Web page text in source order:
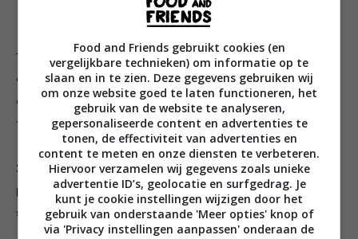
1. Snijd de warme pompoen in grove stukken. Rooster
de gemengde zaden en de noten 3 minuten in een
droge pan. Schud geregeld om aanbranden
te voorkomen.
2. Maak een dressing van de olie en azijn met zout en
peper. Verdeel de rucola over de borden. Leg de
stukken pompoen erop.
Food and Friends gebruikt cookies (en
vergelijkbare technieken) om informatie op te
slaan en in te zien. Deze gegevens gebruiken wij
om onze website goed te laten functioneren, het
gebruik van de website te analyseren,
gepersonaliseerde content en advertenties te
tonen, de effectiviteit van advertenties en
content te meten en onze diensten te verbeteren.
Hiervoor verzamelen wij gegevens zoals unieke
advertentie ID’s, geolocatie en surfgedrag. Je
kunt je cookie instellingen wijzigen door het
gebruik van onderstaande 'Meer opties' knop of
via 'Privacy instellingen aanpassen' onderaan de